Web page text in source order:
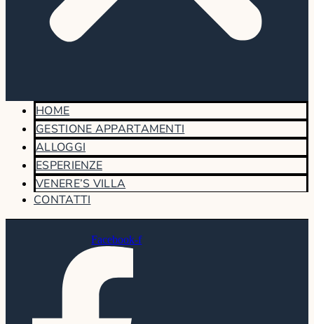
HOME
GESTIONE APPARTAMENTI
ALLOGGI
ESPERIENZE
VENERE’S VILLA
CONTATTI
Facebook-f